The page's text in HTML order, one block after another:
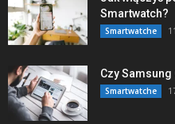
Smartwatch?
Smartwatche
Czy Samsung
Smartwatche